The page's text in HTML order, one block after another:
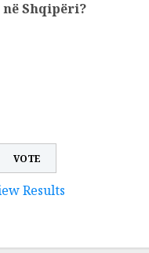
Shqipëri?
Results